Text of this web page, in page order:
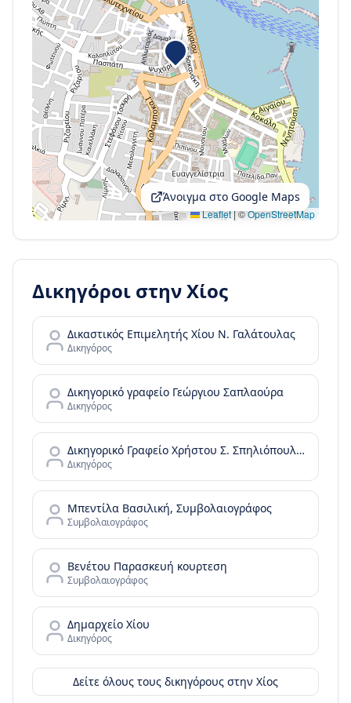
Leaflet|©OpenStreetMap
Άνοιγμα στο Google Maps
Δικηγόροι στηνΧίος
Δικαστικός Επιμελητής Χίου Ν. Γαλάτουλας
Δικηγόρος
Δικηγορικό γραφείο Γεώργιου Σαπλαούρα
Δικηγόρος
Δικηγορικό Γραφείο Χρήστου Σ. Σπηλιόπουλου
Δικηγόρος
Μπεντίλα Βασιλική, Συμβολαιογράφος
Συμβολαιογράφος
Βενέτου Παρασκευή κουρτεση
Συμβολαιογράφος
Δημαρχείο Χίου
Δικηγόρος
Δείτε όλους τους δικηγόρους στην Χίος